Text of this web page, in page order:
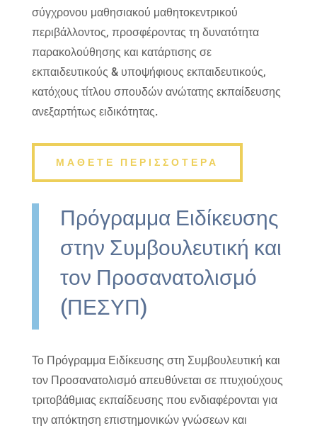
σύγχρονου μαθησιακού μαθητοκεντρικού
περιβάλλοντος, προσφέροντας τη δυνατότητα
παρακολούθησης και κατάρτισης σε
εκπαιδευτικούς & υποψήφιους εκπαιδευτικούς,
κατόχους τίτλου σπουδών ανώτατης εκπαίδευσης
ανεξαρτήτως ειδικότητας.
ΜΑΘΕΤΕ ΠΕΡΙΣΣΟΤΕΡΑ
Πρόγραμμα Ειδίκευσης
στην Συμβουλευτική και
τον Προσανατολισμό
(ΠΕΣΥΠ)
Το Πρόγραμμα Ειδίκευσης στη Συμβουλευτική και
τον Προσανατολισμό απευθύνεται σε πτυχιούχους
τριτοβάθμιας εκπαίδευσης που ενδιαφέρονται για
την απόκτηση επιστημονικών γνώσεων και